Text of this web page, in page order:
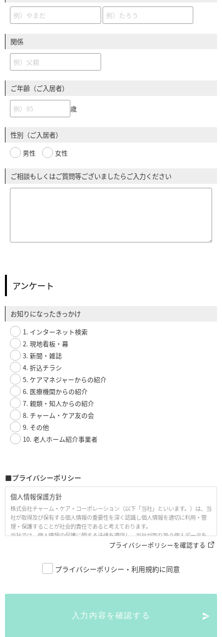
関係
ご年齢（ご入居者）
歳
性別（ご入居者）
男性 女性
ご相談もしくはご質問等ございましたらご入力ください
アンケート
お知りになったきっかけ
1. インターネット検索
2. 現地看板・幕
3. 新聞・雑誌
4. 折込チラシ
5. ケアマネジャーからの紹介
6. 医療機関からの紹介
7. 親類・知人からの紹介
8. チャーム・ケア友の会
9. その他
10. 老人ホーム紹介事業者
■プライバシーポリシー
個人情報保護方針
株式会社チャーム・ケア・コーポレーション（以下「当社」といいます。）は、当
社が取得及び保有する個人情報の重要性を深く認識し個人情報を適切に利用・管
理・保護することが社会的責任であると考えております。
当社では、個人情報の保護に関する法律を遵守し、当社が取り扱う個人データを
適正に保護するために、以下の「個人情報保護方針（プライバシーポリシー、以
1. 当社の名称・住所・代表者の氏名
〒530-0005 大阪市北区中之島3丁目6番32号 ダイビル本館21階
プライバシーポリシーを確認する
プライバシーポリシー・利用規約に同意
入力内容を確認する